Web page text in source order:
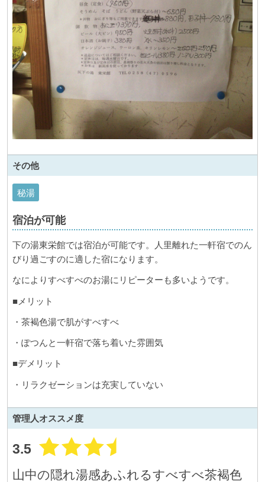
その他
秘湯
宿泊が可能
下の湯東栄館では宿泊が可能です。人里離れた一軒宿でのん
びり過ごすのに適した宿になります。
なによりすべすべのお湯にリピーターも多いようです。
■メリット
・茶褐色湯で肌がすべすべ
・ぽつんと一軒宿で落ち着いた雰囲気
■デメリット
・リラクゼーションは充実していない
管理人オススメ度
3.5
山中の隠れ湯感あふれるすべすべ茶褐色